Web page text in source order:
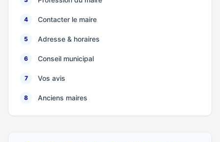
4 Contacter le maire
5 Adresse & horaires
6 Conseil municipal
7 Vos avis
8 Anciens maires